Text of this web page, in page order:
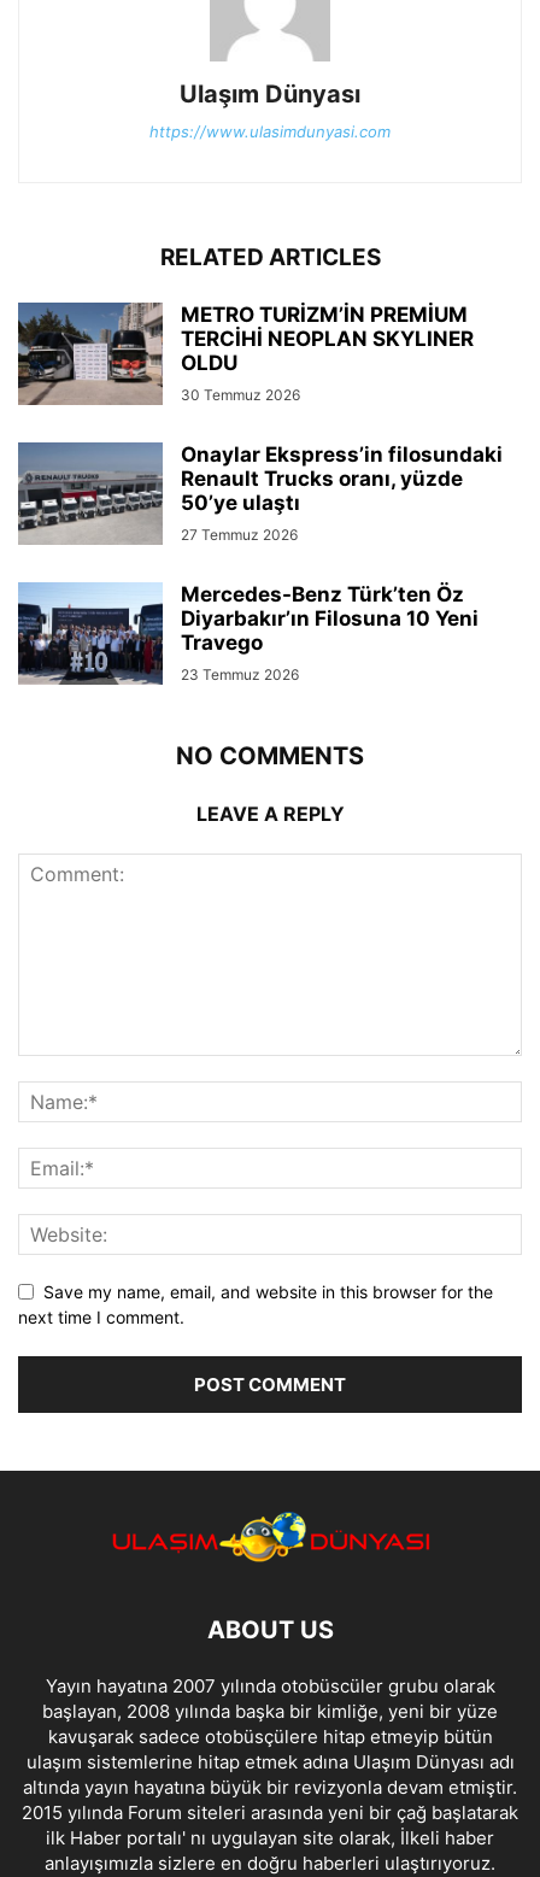
Ulaşım Dünyası
https://www.ulasimdunyasi.com
RELATED ARTICLES
METRO TURİZM’İN PREMİUM
TERCİHİ NEOPLAN SKYLINER
OLDU
30 Temmuz 2026
Onaylar Ekspress’in filosundaki
Renault Trucks oranı, yüzde
50’ye ulaştı
27 Temmuz 2026
Mercedes-Benz Türk’ten Öz
Diyarbakır’ın Filosuna 10 Yeni
Travego
23 Temmuz 2026
NO COMMENTS
LEAVE A REPLY
Save my name, email, and website in this browser for the
next time I comment.
ABOUT US
Yayın hayatına 2007 yılında otobüscüler grubu olarak
başlayan, 2008 yılında başka bir kimliğe, yeni bir yüze
kavuşarak sadece otobüsçülere hitap etmeyip bütün
ulaşım sistemlerine hitap etmek adına Ulaşım Dünyası adı
altında yayın hayatına büyük bir revizyonla devam etmiştir.
2015 yılında Forum siteleri arasında yeni bir çağ başlatarak
ilk Haber portalı' nı uygulayan site olarak, İlkeli haber
anlayışımızla sizlere en doğru haberleri ulaştırıyoruz.